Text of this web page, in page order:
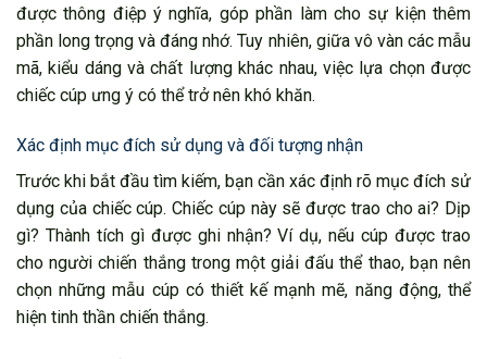
được thông điệp ý nghĩa, góp phần làm cho sự kiện thêm
phần long trọng và đáng nhớ. Tuy nhiên, giữa vô vàn các mẫu
mã, kiểu dáng và chất lượng khác nhau, việc lựa chọn được
chiếc cúp ưng ý có thể trở nên khó khăn.
Xác định mục đích sử dụng và đối tượng nhận
Trước khi bắt đầu tìm kiếm, bạn cần xác định rõ mục đích sử
dụng của chiếc cúp. Chiếc cúp này sẽ được trao cho ai? Dịp
gì? Thành tích gì được ghi nhận? Ví dụ, nếu cúp được trao
cho người chiến thắng trong một giải đấu thể thao, bạn nên
chọn những mẫu cúp có thiết kế mạnh mẽ, năng động, thể
hiện tinh thần chiến thắng.